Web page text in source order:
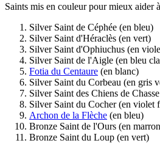
Saints mis en couleur pour mieux aider
Silver Saint de Céphée (en bleu)
Silver Saint d'Héraclès (en vert)
Silver Saint d'Ophiuchus (en
Silver Saint de l'Aigle (en bleu
Fotia du Centaure (en blanc)
Silver Saint du Corbeau (en gris
Silver Saint des Chiens de
Silver Saint du Cocher (en violet
Archon de la Flèche (en bleu)
Bronze Saint de l'Ours (en
Bronze Saint du Loup (en vert)